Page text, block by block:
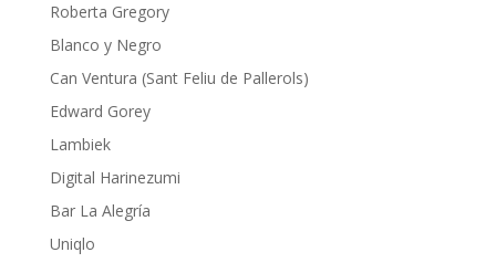
Roberta Gregory
Blanco y Negro
Can Ventura (Sant Feliu de Pallerols)
Edward Gorey
Lambiek
Digital Harinezumi
Bar La Alegría
Uniqlo